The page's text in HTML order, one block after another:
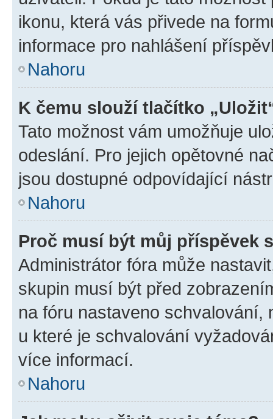
ikonu, která vás přivede na
informace pro nahlášení
Nahoru
K čemu slouží tlačítko
Tato možnost vám umožňuje
odeslání. Pro jejich opětovné
jsou dostupné odpovídající
Nahoru
Proč musí být můj příspěvek
Administrátor fóra může
skupin musí být před
na fóru nastaveno schvalování,
u které je schvalování
více informací.
Nahoru